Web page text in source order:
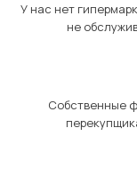
У нас нет
не
Собственные